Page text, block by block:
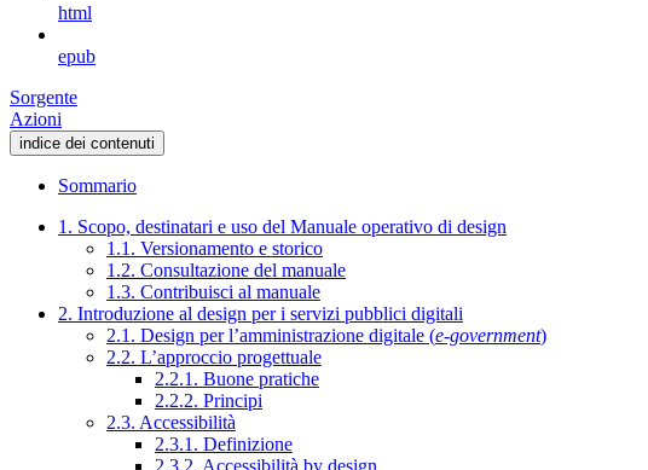
html
epub
Sorgente
Azioni
indice dei contenuti
Sommario
1. Scopo, destinatari e uso del Manuale operativo di design
1.1. Versionamento e storico
1.2. Consultazione del manuale
1.3. Contribuisci al manuale
2. Introduzione al design per i servizi pubblici digitali
2.1. Design per l’amministrazione digitale (e-government)
2.2. L’approccio progettuale
2.2.1. Buone pratiche
2.2.2. Principi
2.3. Accessibilità
2.3.1. Definizione
2.3.2. Accessibilità by design